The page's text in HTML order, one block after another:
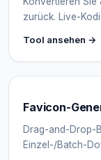
zurück. Live-
Tool ansehen →
Favicon-
Drag-and-Drop-
Einzel-/Batch-